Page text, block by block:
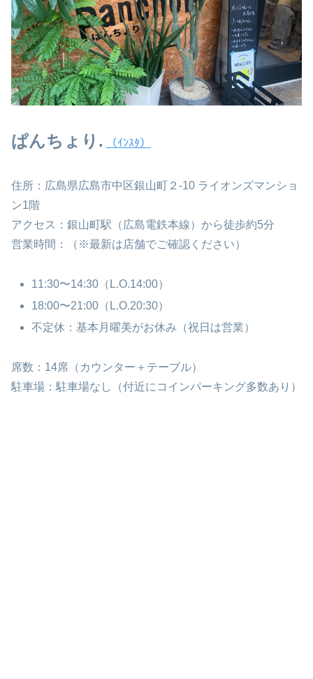
ぱんちょり. （ｲﾝｽﾀ）
住所：広島県広島市中区銀山町２-10 ライオンズマンショ
ン1階
アクセス：銀山町駅（広島電鉄本線）から徒歩約5分
営業時間：（※最新は店舗でご確認ください）
11:30〜14:30（L.O.14:00）
18:00〜21:00（L.O.20:30）
不定休：基本月曜美がお休み（祝日は営業）
席数：14席（カウンター＋テーブル）
駐車場：駐車場なし（付近にコインパーキング多数あり）